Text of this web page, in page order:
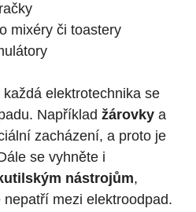
mixéry či toastery
elektrotechnika se
Například žárovky a
zacházení, a proto je
se vyhněte i
nástrojům,
mezi elektroodpad.